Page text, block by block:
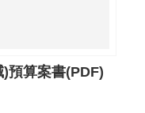
預算案書(PDF)